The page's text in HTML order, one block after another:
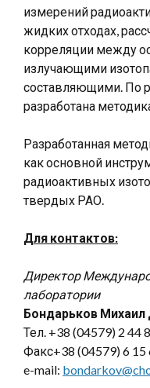
измерений
жидких отходах,
корреляции между
излучающими
составляющими. По
разработана
Разработанная
как основной
радиоактивных
твердых РАО.
Для контактов:
Директор
лаборатории
Бондарьков
Тел. +38 (04579) 2 44
Факс+38 (04579) 6 15
e-mail: